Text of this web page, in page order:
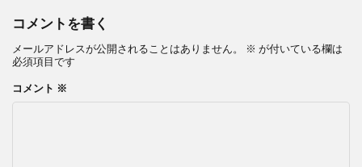
コメントを書く
メールアドレスが公開されることはありません。 ※ が付いている欄は
必須項目です
コメント ※